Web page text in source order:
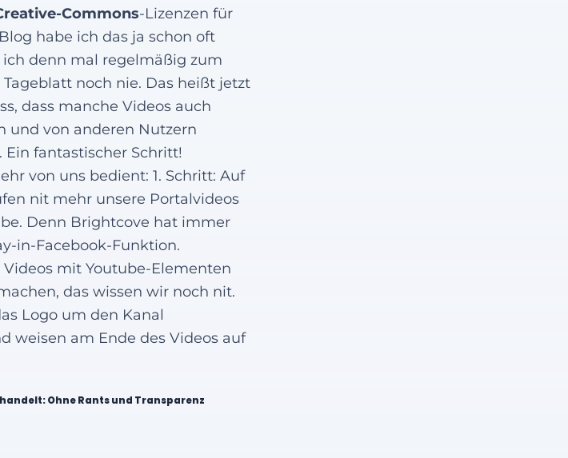
Commons-Lizenzen für
habe ich das ja schon oft
denn mal regelmäßig zum
noch nie. Das heißt jetzt
dass manche Videos auch
und von anderen Nutzern
fantastischer Schritt!
von uns bedient: 1. Schritt: Auf
nit mehr unsere Portalvideos
Denn Brightcove hat immer
in-Facebook-Funktion.
mit Youtube-Elementen
das wissen wir noch nit.
Logo um den Kanal
weisen am Ende des Videos auf
Ohne Rants und Transparenz